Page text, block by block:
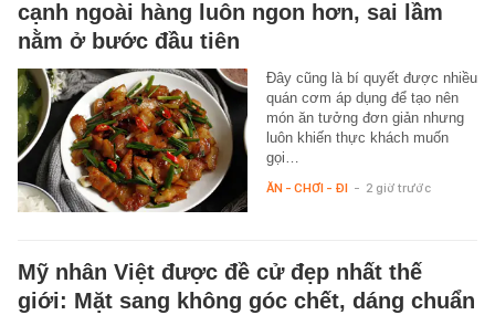
cạnh ngoài hàng luôn ngon hơn, sai lầm
nằm ở bước đầu tiên
Đây cũng là bí quyết được nhiều
quán cơm áp dụng để tạo nên
món ăn tưởng đơn giản nhưng
luôn khiến thực khách muốn
gọi…
ĂN - CHƠI - ĐI - 2 giờ trước
Mỹ nhân Việt được đề cử đẹp nhất thế
giới: Mặt sang không góc chết, dáng chuẩn